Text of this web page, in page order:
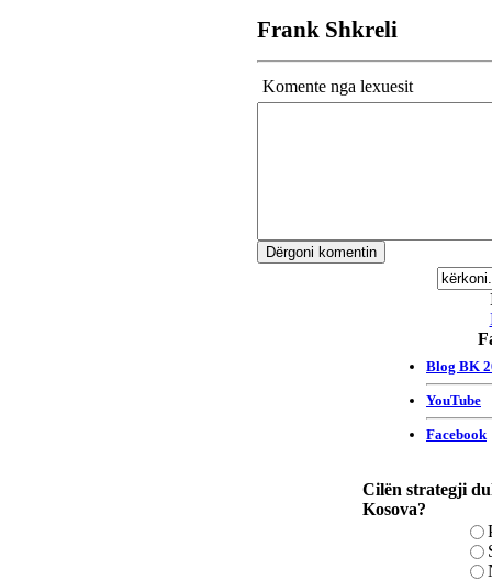
Frank Shkreli
Komente nga lexuesit
Cilën strategji
Kosova?